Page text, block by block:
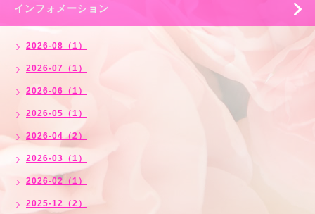
インフォメーション
2026-08（1）
2026-07（1）
2026-06（1）
2026-05（1）
2026-04（2）
2026-03（1）
2026-02（1）
2025-12（2）